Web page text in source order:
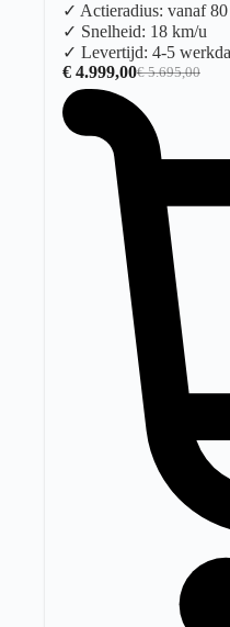
✓ Actieradius: vanaf
✓ Snelheid: 18 km/u
✓ Levertijd: 4-5
€5.695,00
prijs
was:
€ 5.695,00.
€ 4.999,00Huidige
prijs
is:
€ 4.999,00.